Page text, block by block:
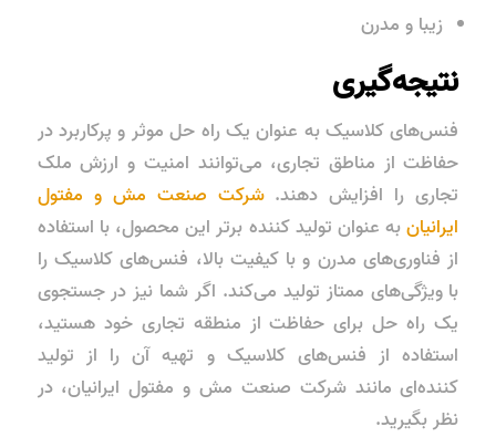
زیبا و مدرن
نتیجه‌گیری
فنس‌های کلاسیک به عنوان یک راه حل موثر و پرکاربرد در
حفاظت از مناطق تجاری، می‌توانند امنیت و ارزش ملک
تجاری را افزایش دهند.شرکت صنعت مش و مفتول
ایرانیانبه عنوان تولید کننده برتر این محصول، با استفاده
از فناوری‌های مدرن و با کیفیت بالا، فنس‌های کلاسیک را
با ویژگی‌های ممتاز تولید می‌کند. اگر شما نیز در جستجوی
یک راه حل برای حفاظت از منطقه تجاری خود هستید،
استفاده از فنس‌های کلاسیک و تهیه آن را از تولید
کننده‌ای مانند شرکت صنعت مش و مفتول ایرانیان، در
نظر بگیرید.